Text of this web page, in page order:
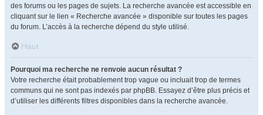
des forums ou les pages de sujets. La recherche avancée est accessible en
cliquant sur le lien « Recherche avancée » disponible sur toutes les pages
du forum. L’accès à la recherche dépend du style utilisé.
Haut
Pourquoi ma recherche ne renvoie aucun résultat ?
Votre recherche était probablement trop vague ou incluait trop de termes
communs qui ne sont pas indexés par phpBB. Essayez d’être plus précis et
d’utiliser les différents filtres disponibles dans la recherche avancée.